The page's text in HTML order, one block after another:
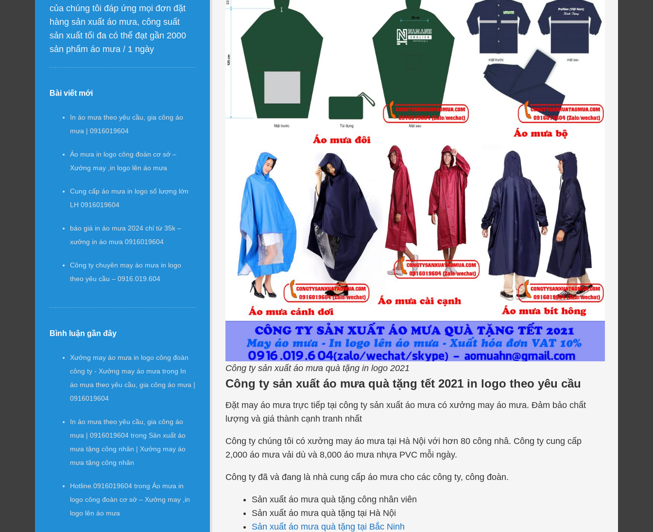
của chúng tôi đáp ứng mọi đơn đặt
hàng sản xuất áo mưa, công suất
sản xuất tối đa có thể đạt gần 2000
sản phẩm áo mưa / 1 ngày
Bài viết mới
In áo mưa theo yêu cầu, gia công áo
mưa | 0916019604
Áo mưa in logo công đoàn cơ sở –
Xưởng may ,in logo lên áo mưa
Cung cấp áo mưa in logo số lượng lớn
LH 0916019604
báo giá in áo mưa 2024 chỉ từ 35k –
xưởng in áo mưa 0916019604
Công ty chuyên may áo mưa in logo
theo yêu cầu – 0916.019.604
Bình luận gần đây
Xưởng may áo mưa in logo công đoàn
công ty - Xưởng may áo mưa trong In
áo mưa theo yêu cầu, gia công áo mưa |
0916019604
In áo mưa theo yêu cầu, gia công áo
mưa | 0916019604 trong Sản xuất áo
mưa tặng công nhân | Xưởng may áo
mưa tặng công nhân
Hotline.0916019604 trong Áo mưa in
logo công đoàn cơ sở – Xưởng may ,in
logo lên áo mưa
Công ty sản xuất áo mưa quà tặng in logo 2021
Công ty sản xuất áo mưa quà tặng tết 2021 in logo theo yêu cầu
Đặt may áo mưa trực tiếp tại công ty sản xuất áo mưa có xưởng may áo mưa. Đảm bảo chất
lượng và giá thành cạnh tranh nhất
Công ty chúng tôi có xưởng may áo mưa tại Hà Nội với hơn 80 công nhâ. Công ty cung cấp
2,000 áo mưa vải dù và 8,000 áo mưa nhựa PVC mỗi ngày.
Công ty đã và đang là nhà cung cấp áo mưa cho các công ty, công đoàn.
Sản xuất áo mưa quà tặng công nhân viên
Sản xuất áo mưa quà tặng tại Hà Nội
Sản xuất áo mưa quà tặng tại Bắc Ninh